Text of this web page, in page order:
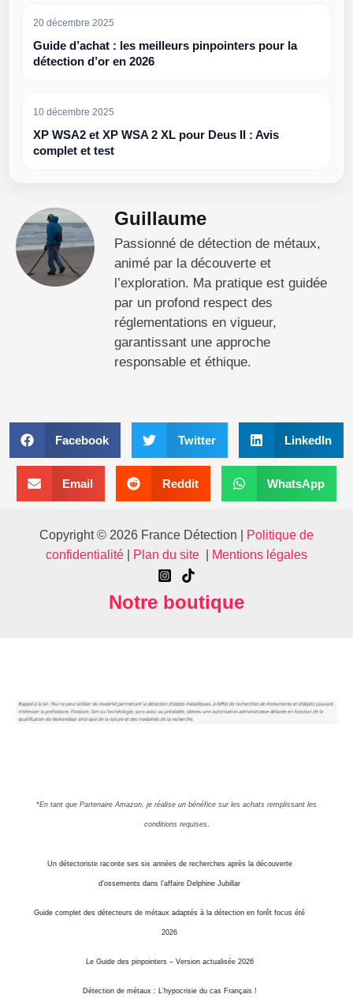
20 décembre 2025
Guide d’achat : les meilleurs pinpointers pour la
détection d’or en 2026
10 décembre 2025
XP WSA2 et XP WSA 2 XL pour Deus II : Avis
complet et test
Guillaume
Passionné de détection de métaux,
animé par la découverte et
l’exploration. Ma pratique est guidée
par un profond respect des
réglementations en vigueur,
garantissant une approche
responsable et éthique.
Facebook Twitter LinkedIn
Email Reddit WhatsApp
Copyright © 2026 France Détection |
Politique de
confidentialité
Plan du site Mentions légales
Notre boutique
*En tant que Partenaire Amazon, je réalise un bénéfice sur les achats remplissant les
conditions requises.
Un détectoriste raconte ses six années de recherches après la découverte
d’ossements dans l’affaire Delphine Jubillar
Guide complet des détecteurs de métaux adaptés à la détection en forêt focus été
2026
Le Guide des pinpointers – Version actualisée 2026
Détection de métaux : L’hypocrisie du cas Français !